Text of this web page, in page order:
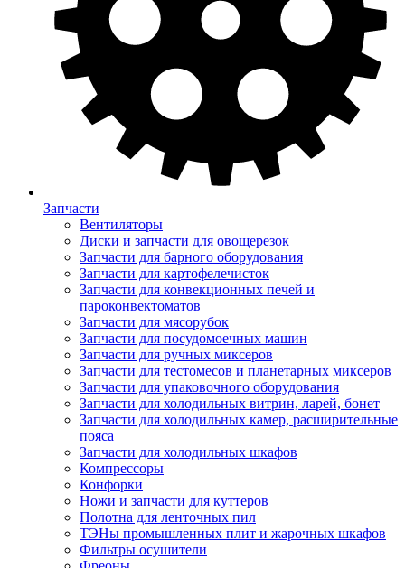
Запчасти
Вентиляторы
Диски и запчасти для овощерезок
Запчасти для барного оборудования
Запчасти для картофелечисток
Запчасти для конвекционных печей и
пароконвектоматов
Запчасти для мясорубок
Запчасти для посудомоечных машин
Запчасти для ручных миксеров
Запчасти для тестомесов и планетарных миксеров
Запчасти для упаковочного оборудования
Запчасти для холодильных витрин, ларей, бонет
Запчасти для холодильных камер, расширительные
пояса
Запчасти для холодильных шкафов
Компрессоры
Конфорки
Ножи и запчасти для куттеров
Полотна для ленточных пил
ТЭНы промышленных плит и жарочных шкафов
Фильтры осушители